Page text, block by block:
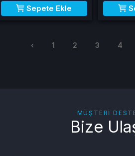
Sepete Ekle
‹ 1 2 3 4
MÜŞTERI
Bize